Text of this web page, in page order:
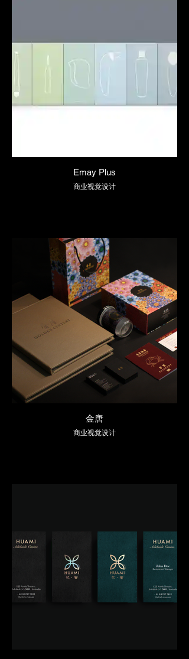
Emay Plus
商业视觉设计
金唐
商业视觉设计